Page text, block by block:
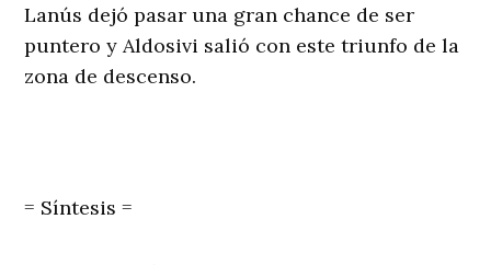
Lanús dejó pasar una gran chance de ser
puntero y Aldosivi salió con este triunfo de la
zona de descenso.
= Síntesis =